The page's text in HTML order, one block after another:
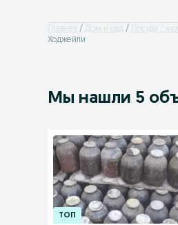
Главная Дом и сад Посуда /
Ходжейли
Мы нашли 5